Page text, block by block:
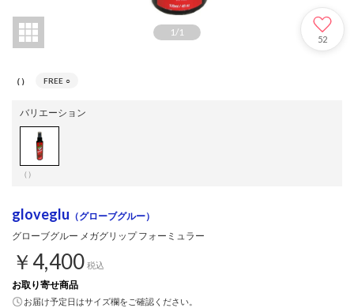
1/1
52
（） FREE ○
バリエーション
（）
gloveglu （グローブグルー）
グローブグルー メガグリップ フォーミュラー
￥4,400 税込
お取り寄せ商品
お届け予定日はサイズ欄をご確認ください。